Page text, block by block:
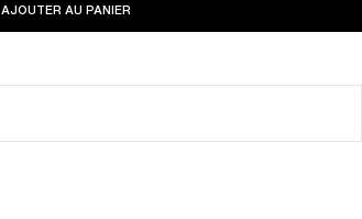
AJOUTER AU PANIER